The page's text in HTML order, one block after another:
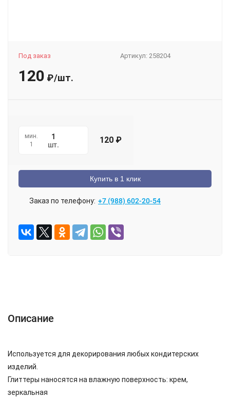
Артикул: 258204
Под заказ
120 ₽/шт.
мин.
1
шт. 120 ₽
Купить в 1 клик
Заказ по телефону: +7 (988) 602-20-54
Описание
Используется для декорирования любых кондитерских
изделий.
Глиттеры наносятся на влажную поверхность: крем,
зеркальная